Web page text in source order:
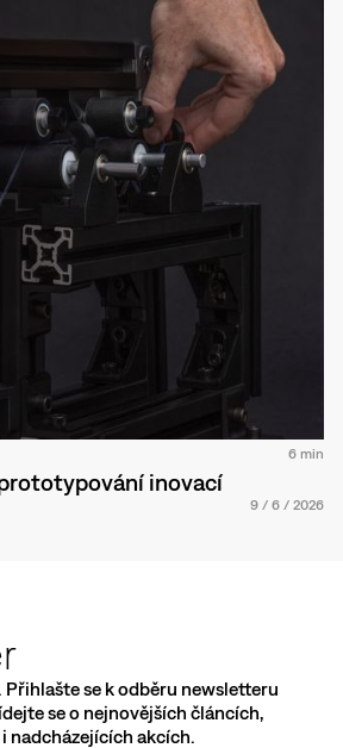
6 min
inovací
9 / 6 / 2026
se k odběru newsletteru
se o nejnovějších článcích,
nadcházejících akcích.